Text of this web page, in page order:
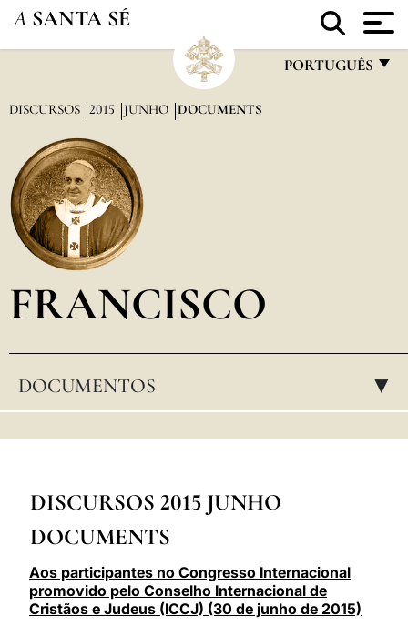
A SANTA SÉ
PORTUGUÊS
العربيّة
DISCURSOS 2015 JUNHO DOCUMENTS
FRANCISCO
DOCUMENTOS ▸
DISCURSOS 2015 JUNHO
DOCUMENTS
Aos participantes no Congresso Internacional
promovido pelo Conselho Internacional de
Cristãos e Judeus (ICCJ) (30 de junho de 2015)